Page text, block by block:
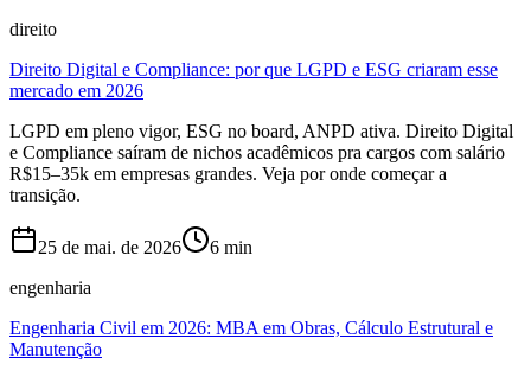
direito
Direito Digital e Compliance: por que LGPD e ESG criaram esse
mercado em 2026
LGPD em pleno vigor, ESG no board, ANPD ativa. Direito Digital
e Compliance saíram de nichos acadêmicos pra cargos com salário
R$15–35k em empresas grandes. Veja por onde começar a
transição.
25 de mai. de 2026 6 min
engenharia
Engenharia Civil em 2026: MBA em Obras, Cálculo Estrutural e
Manutenção